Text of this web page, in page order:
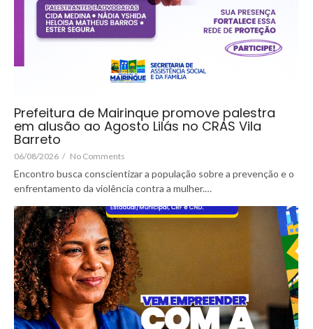
Prefeitura de Mairinque promove palestra
em alusão ao Agosto Lilás no CRAS Vila
Barreto
06/08/2026 / No Comments
Encontro busca conscientizar a população sobre a prevenção e o
enfrentamento da violência contra a mulher.…